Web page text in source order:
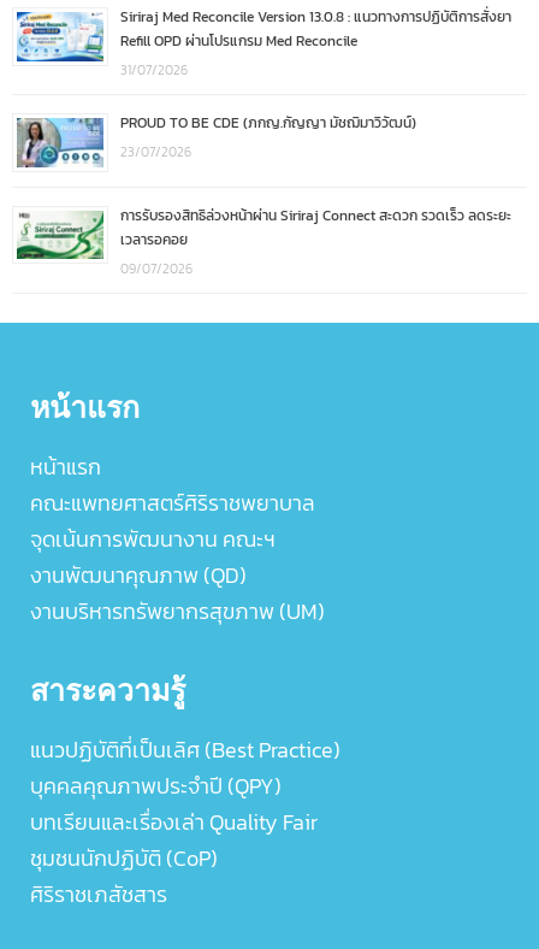
Siriraj Med Reconcile Version 13.0.8 : แนวทางการปฏิบัติการสั่งยา
Refill OPD ผ่านโปรแกรม Med Reconcile
31/07/2026
PROUD TO BE CDE (ภกญ.กัญญา มัชฌิมาวิวัฒน์)
23/07/2026
การรับรองสิทธิล่วงหน้าผ่าน Siriraj Connect สะดวก รวดเร็ว ลดระยะ
เวลารอคอย
09/07/2026
หน้าแรก
หน้าแรก
คณะแพทยศาสตร์ศิริราชพยาบาล
จุดเน้นการพัฒนางาน คณะฯ
งานพัฒนาคุณภาพ (QD)
งานบริหารทรัพยากรสุขภาพ (UM)
สาระความรู้
แนวปฏิบัติที่เป็นเลิศ (Best Practice)
บุคคลคุณภาพประจำปี (QPY)
บทเรียนและเรื่องเล่า Quality Fair
ชุมชนนักปฏิบัติ (CoP)
ศิริราชเภสัชสาร